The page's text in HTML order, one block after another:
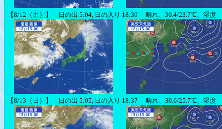
【8/12（土）】 日の出 5:04, 日の入り 18:39 晴れ、30.4/23.7℃、湿度
【8/13（日）】 日の出 5:05, 日の入り 18:37 晴れ、30.6/25.7℃、湿度